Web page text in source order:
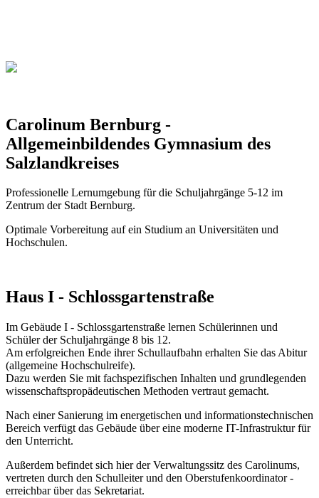
Carolinum Bernburg -
Allgemeinbildendes Gymnasium des
Salzlandkreises
Professionelle Lernumgebung für die Schuljahrgänge 5-12 im
Zentrum der Stadt Bernburg.
Optimale Vorbereitung auf ein Studium an Universitäten und
Hochschulen.
Haus I - Schlossgartenstraße
Im Gebäude I - Schlossgartenstraße lernen Schülerinnen und
Schüler der Schuljahrgänge 8 bis 12.
Am erfolgreichen Ende ihrer Schullaufbahn erhalten Sie das Abitur
(allgemeine Hochschulreife).
Dazu werden Sie mit fachspezifischen Inhalten und grundlegenden
wissenschaftspropädeutischen Methoden vertraut gemacht.
Nach einer Sanierung im energetischen und informationstechnischen
Bereich verfügt das Gebäude über eine moderne IT-Infrastruktur für
den Unterricht.
Außerdem befindet sich hier der Verwaltungssitz des Carolinums,
vertreten durch den Schulleiter und den Oberstufenkoordinator -
erreichbar über das Sekretariat.